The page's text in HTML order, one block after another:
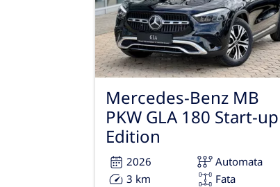
Mercedes-Benz MB
PKW GLA 180 Start-up
Edition
2026
Automata
3 km
Fata